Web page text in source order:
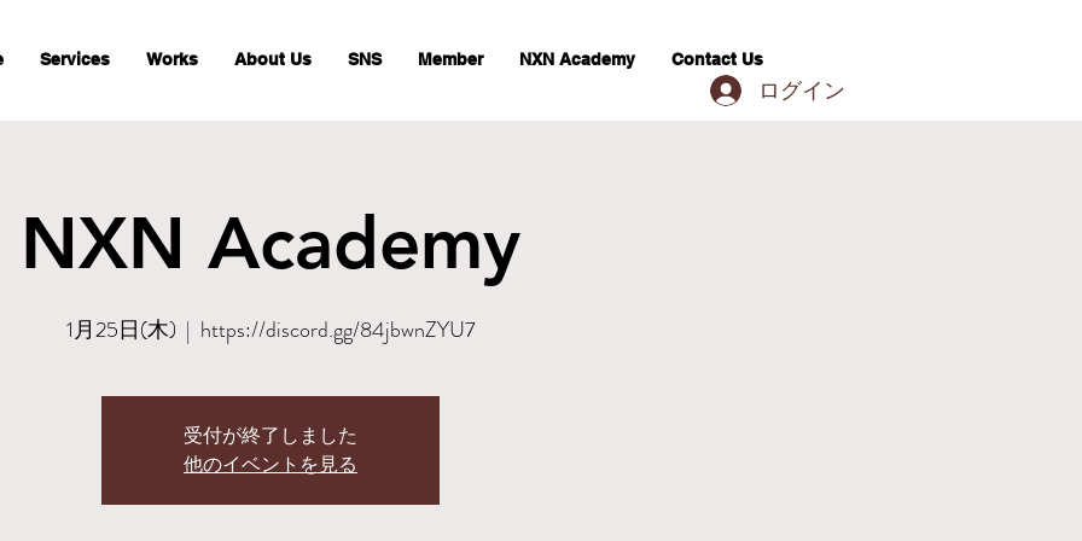
Services Works About Us SNS Member NXN Academy Contact Us
ログイン
NXN Academy
1月25日(木)
  |
https://discord.gg/84jbwnZYU7
受付が終了しました
他のイベントを見る